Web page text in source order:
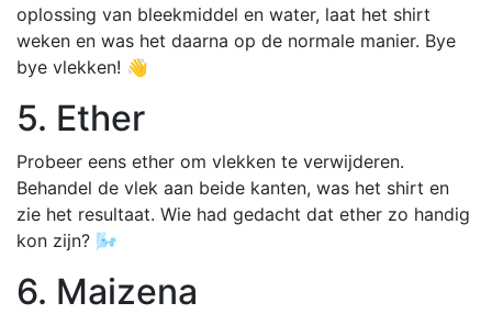
oplossing van bleekmiddel en water, laat het shirt
weken en was het daarna op de normale manier. Bye
bye vlekken! 👋
5. Ether
Probeer eens ether om vlekken te verwijderen.
Behandel de vlek aan beide kanten, was het shirt en
zie het resultaat. Wie had gedacht dat ether zo handig
kon zijn? 🌬️
6. Maizena